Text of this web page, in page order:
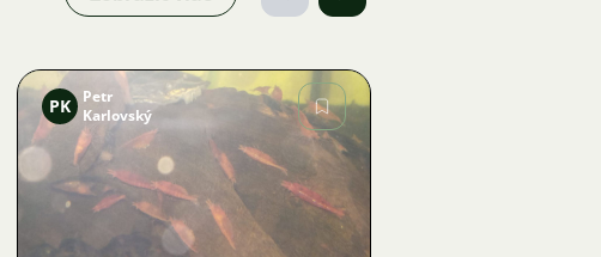
Obrázok
PK
Petr
Karlovský